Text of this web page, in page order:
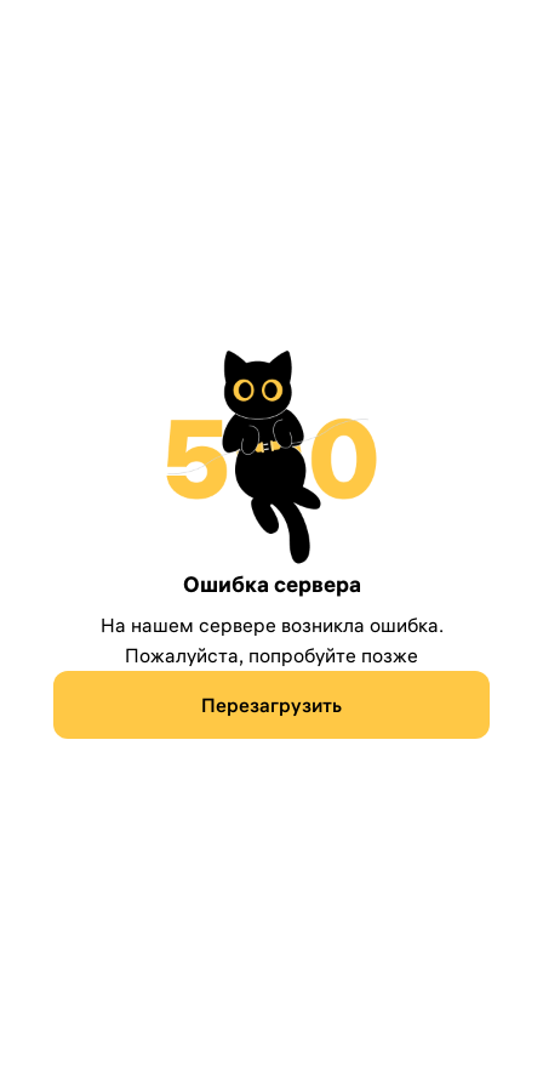
Ошибка сервера
На нашем сервере возникла ошибка.
Пожалуйста, попробуйте позже
Перезагрузить